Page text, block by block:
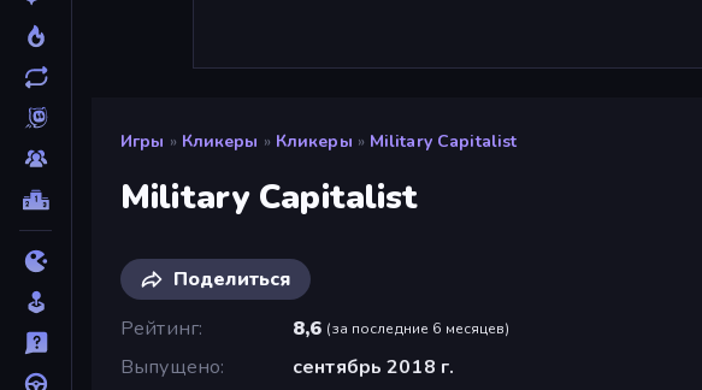
Игры » Кликеры » Кликеры » Military Capitalist
Military Capitalist
Поделиться
Рейтинг
8,6 (за последние 6 месяцев)
Выпущено
сентябрь 2018 г.